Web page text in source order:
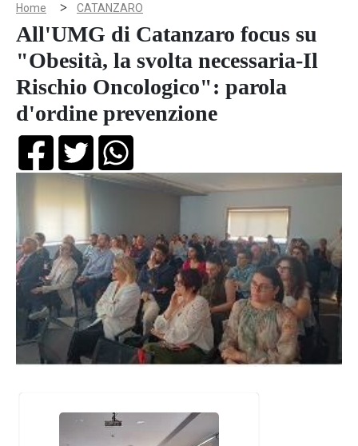
Home > CATANZARO
All'UMG di Catanzaro focus su
"Obesità, la svolta necessaria-Il
Rischio Oncologico": parola
d'ordine prevenzione